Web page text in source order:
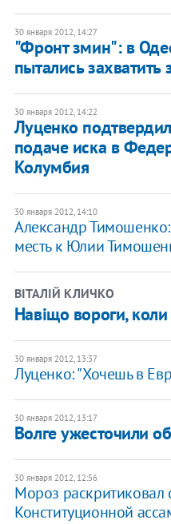
30 января 2012, 14:27
"Фронт змин": в
пытались захватить
30 января 2012, 14:22
Луценко
подаче иска в
Колумбия
30 января 2012, 14:10
Александр
месть к Юлии
ВІТАЛІЙ КЛИЧКО
Навіщо вороги, коли
30 января 2012, 13:37
Луценко: "Хочешь в
30 января 2012, 13:17
Волге ужесточили
30 января 2012, 12:56
Мороз раскритиковал
Конституционной